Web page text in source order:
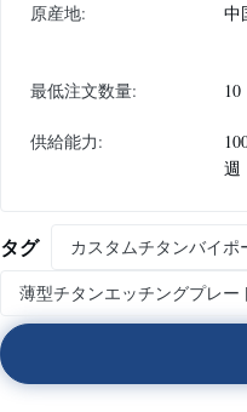
原産地: 中
最低注文数量: 10
供給能力:
週
タグ カスタムチタンバイポ
薄型チタンエッチングプレー